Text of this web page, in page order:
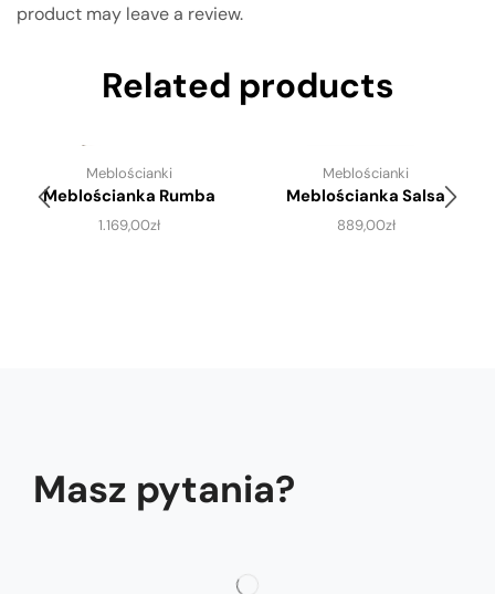
product may leave a review.
Related products
Meblościanki
Meblościanka Rumba
1.169,00zł
Meblościanki
Meblościanka Salsa
889,00zł
Masz pytania?